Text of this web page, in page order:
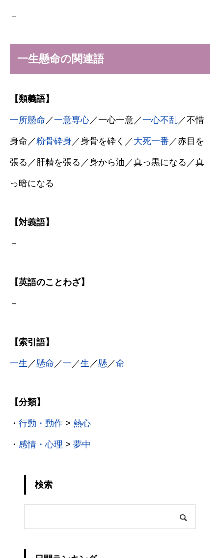
－
一生懸命の関連語
【類義語】
一所懸命 ／一意専心／一心一意／一心不乱／不惜
身命／粉骨砕身 ／身骨を砕く／ 大死一番 ／赤目を
張る／肝精を張る／身から油／真っ黒になる／真
っ暗になる
【対義語】
－
【英語のことわざ】
－
【索引語】
一生 ／懸命 ／一 ／生 ／懸／命
【分類】
・ 行動・動作 > 熱心
・ 感情・心理 > 夢中
検索